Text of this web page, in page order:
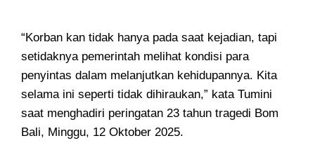
“Korban kan tidak hanya pada saat kejadian, tapi
setidaknya pemerintah melihat kondisi para
penyintas dalam melanjutkan kehidupannya. Kita
selama ini seperti tidak dihiraukan,” kata Tumini
saat menghadiri peringatan 23 tahun tragedi Bom
Bali, Minggu, 12 Oktober 2025.